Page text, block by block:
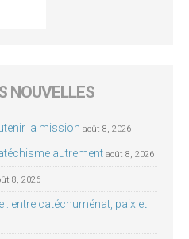
NOUVELLES
la mission août 8, 2026
autrement août 8, 2026
8, 2026
: entre catéchuménat, paix et